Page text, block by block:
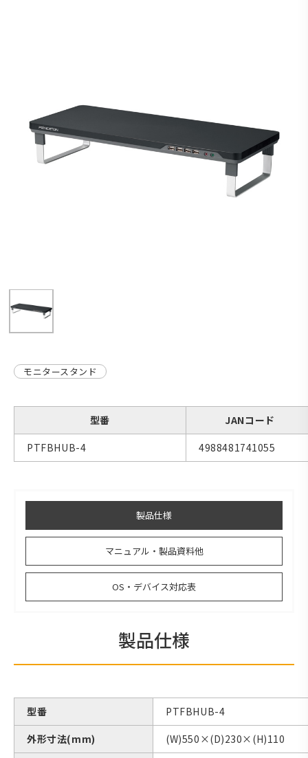
モニタースタンド
型番
JANコード
PTFBHUB-4
4988481741055
製品仕様
マニュアル・製品資料他
OS・デバイス対応表
製品仕様
型番
PTFBHUB-4
外形寸法(mm)
(W)550×(D)230×(H)110